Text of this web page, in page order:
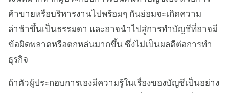
ค้าขายหรือบริหารงานไปพร้อมๆ กันย่อมจะเกิดความ
ล่าช้าขึ้นเป็นธรรมดา และอาจนำไปสู่การทำบัญชีที่อาจมี
ข้อผิดพลาดหรือตกหล่นมากขึ้น ซึ่งไม่เป็นผลดีต่อการทำ
ธุรกิจ
ถ้าตัวผู้ประกอบการเองมีความรู้ในเรื่องของบัญชีเป็นอย่าง